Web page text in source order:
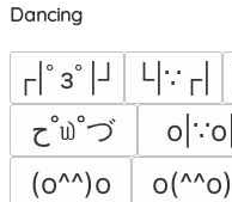
Dancing
┌|ﾟзﾟ|┘ └|∵┌|
ح˚௰˚づ
o|∵o|
(o^^)o
o(^^o)